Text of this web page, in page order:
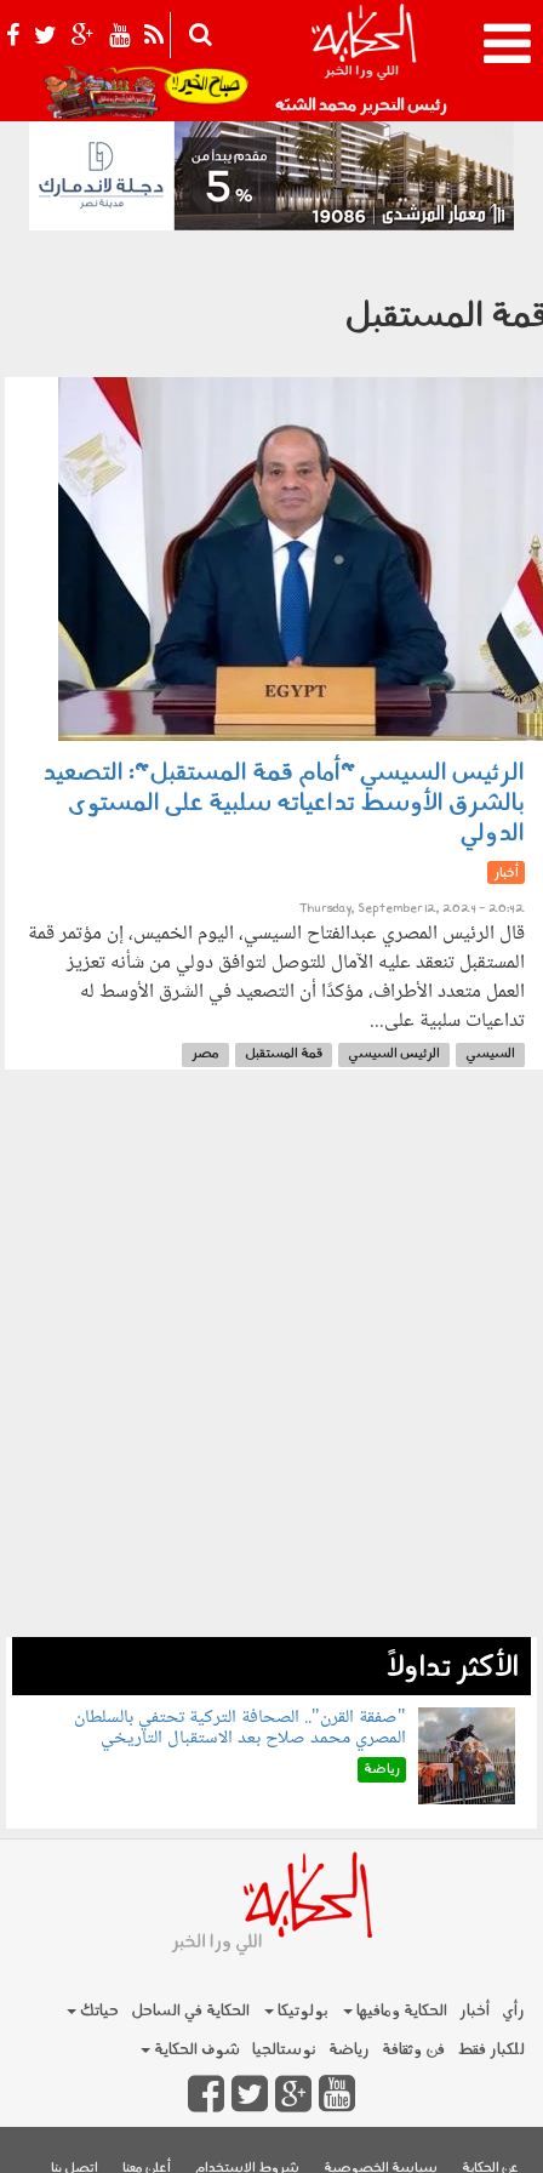
رئيس التحرير محمد الشبّه 021_2.png
المستقبل
الرئيس السيسي "أمام قمة المستقبل": التصعيد
بالشرق الأوسط تداعياته سلبية على المستوى
الدولي
أخبار
Thursday, September 12, 2024 - 20:42
قال الرئيس المصري عبدالفتاح السيسي، اليوم الخميس، إن مؤتمر قمة
المستقبل تنعقد عليه الآمال للتوصل لتوافق دولي من شأنه تعزيز
العمل متعدد الأطراف، مؤكدًا أن التصعيد في الشرق الأوسط له
تداعيات سلبية على...
السيسي الرئيس السيسي قمة المستقبل مصر
الأكثر تداولاً
070801.jpg
"صفقة القرن".. الصحافة التركية تحتفي بالسلطان
المصري محمد صلاح بعد الاستقبال التاريخي
رياضة
رأي أخبار الحكاية ومافيها بولوتيكا الحكاية في الساحل
حياتك
للكبار فقط فن وثقافة رياضة نوستالجيا شوف الحكاية
عن الحكاية سياسة الخصوصية شروط الإستخدام أعلن معنا اتصل بنا